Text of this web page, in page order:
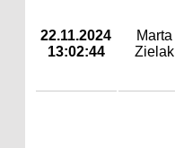
22.11.2024
13:02:44
Marta
Zielak